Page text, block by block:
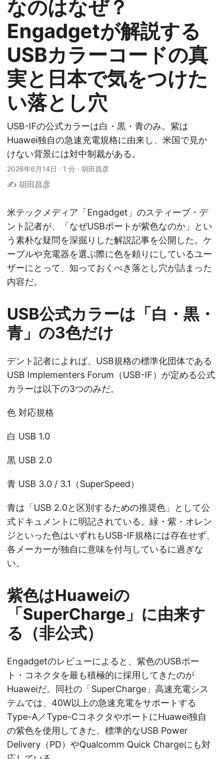
なのはなぜ？
Engadgetが解説する
USBカラーコードの真
実と日本で気をつけた
い落とし穴
USB-IFの公式カラーは白・黒・青のみ。紫は
Huawei独自の急速充電規格に由来し、米国で見か
けない背景には対中制裁がある。
2026年6月14日 · 1 分 · 胡田昌彦
✍️ 胡田昌彦
米テックメディア「Engadget」のスティーブ・デ
ント記者が、「なぜUSBポートが紫色なのか」とい
う素朴な疑問を深掘りした解説記事を公開した。ケ
ーブルや充電器を選ぶ際に色を頼りにしているユー
ザーにとって、知っておくべき落とし穴が詰まった
内容だ。
USB公式カラーは「白・黒・
青」の3色だけ
デント記者によれば、USB規格の標準化団体である
USB Implementers Forum（USB-IF）が定める公式
カラーは以下の3つのみだ。
色 対応規格
白 USB 1.0
黒 USB 2.0
青 USB 3.0 / 3.1（SuperSpeed）
青は「USB 2.0と区別するための推奨色」として公
式ドキュメントに明記されている。緑・紫・オレン
ジといった色はいずれもUSB-IF規格には存在せず、
各メーカーが独自に意味を付与しているに過ぎな
い。
紫色はHuaweiの
「SuperCharge」に由来す
る（非公式）
Engadgetのレビューによると、紫色のUSBポー
ト・コネクタを最も積極的に採用してきたのが
Huaweiだ。同社の「SuperCharge」高速充電シス
テムでは、40W以上の急速充電をサポートする
Type-A／Type-CコネクタやポートにHuawei独自
の紫色を使用してきた。標準的なUSB Power
Delivery（PD）やQualcomm Quick Chargeにも対